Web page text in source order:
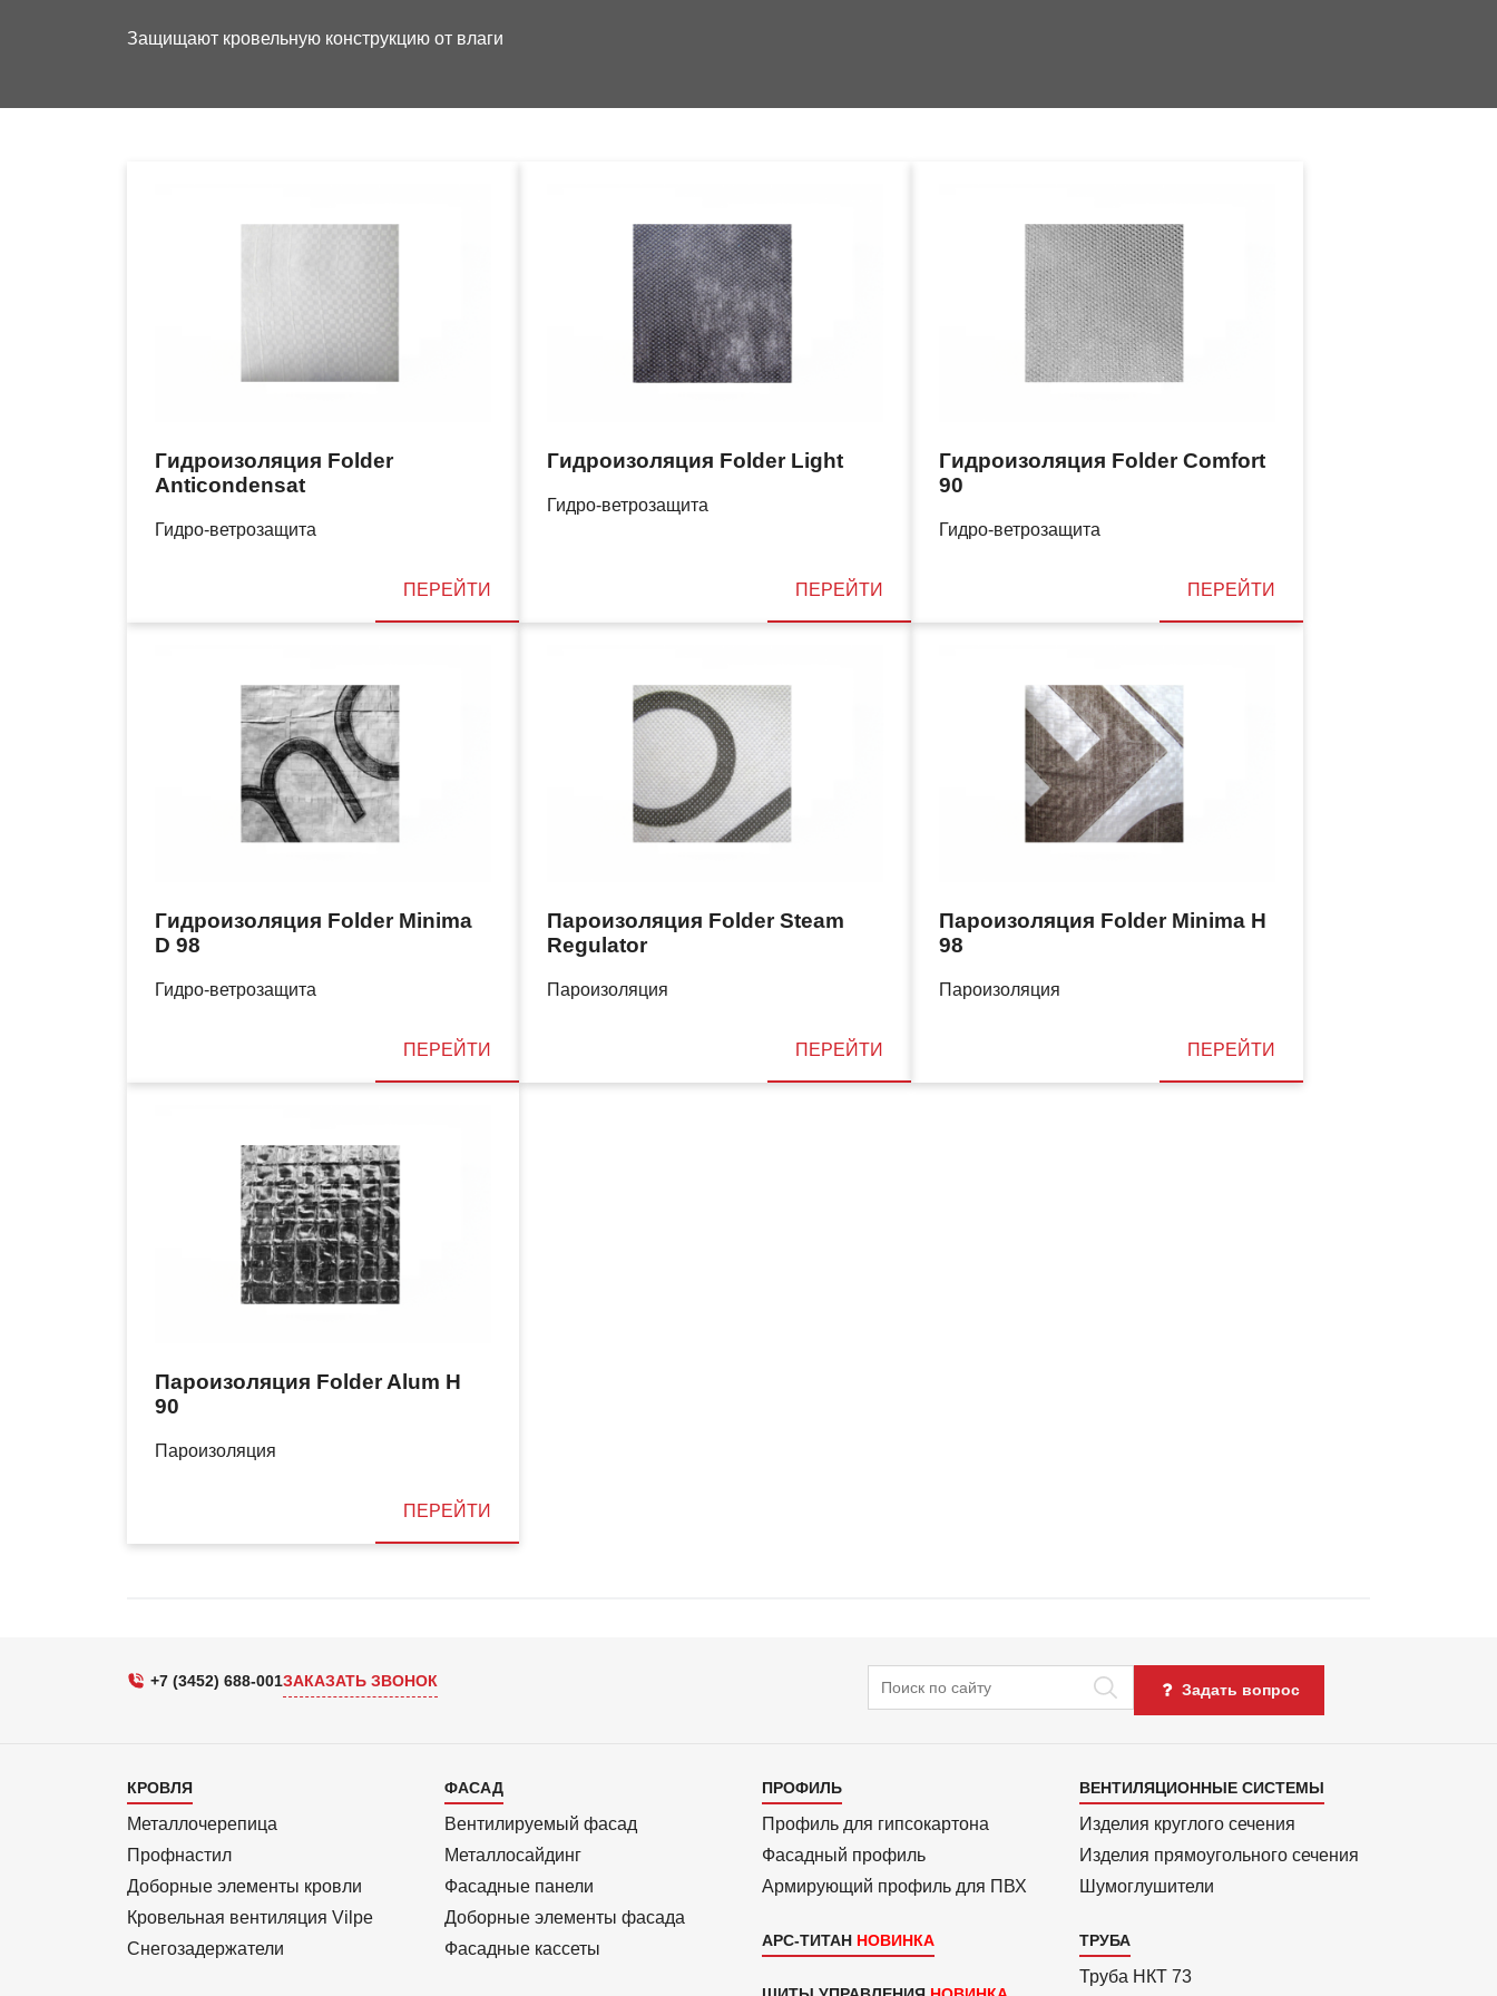
Защищают кровельную конструкцию от влаги
Гидроизоляция Folder
Anticondensat
Гидро-ветрозащита
ПЕРЕЙТИ
Гидроизоляция Folder Light
Гидро-ветрозащита
ПЕРЕЙТИ
Гидроизоляция Folder Comfort
90
Гидро-ветрозащита
ПЕРЕЙТИ
Гидроизоляция Folder Minima
D 98
Гидро-ветрозащита
ПЕРЕЙТИ
Пароизоляция Folder Steam
Regulator
Пароизоляция
ПЕРЕЙТИ
Пароизоляция Folder Minima H
98
Пароизоляция
ПЕРЕЙТИ
Пароизоляция Folder Alum H
90
Пароизоляция
ПЕРЕЙТИ
+7 (3452) 688-001ЗАКАЗАТЬ ЗВОНОК Поиск Задать вопрос
Каталог
1
КРОВЛЯ
Металлочерепица
Профнастил
Доборные элементы кровли
Кровельная вентиляция Vilpe
Снегозадержатели
Каталог
2
ФАСАД
Вентилиру­емый фасад
Металло­сайдинг
Фасадные панели
Доборные элементы фасада
Фасадные кассеты
Каталог
3
ПРОФИЛЬ
Профиль для гипсо­картона
Фасадный профиль
Армиру­ю­щий профиль для ПВХ
АРС-ТИТАН
Каталог
4
ВЕНТИЛЯЦИОННЫЕ СИСТЕМЫ
Изделия круглого сечения
Изделия прямоуголь­ного сечения
Шумоглушители
ТРУБА
Труба НКТ 73